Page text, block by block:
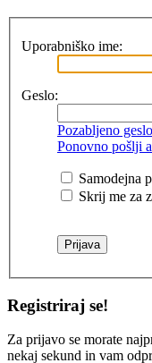
Uporabniško ime:
Geslo:
Pozabljeno
Ponovno pošlji
Samodejna
Skrij me za
Registriraj se!
Za prijavo se morate
nekaj sekund in vam